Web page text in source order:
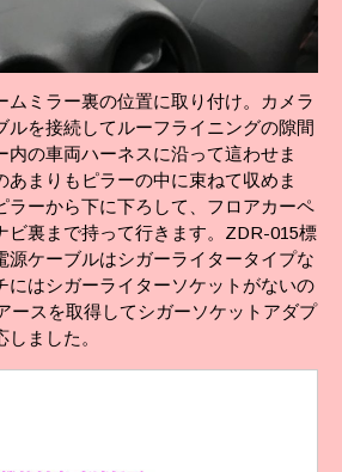
ムミラー裏の位置に取り付け。カメラ
ルを接続してルーフライニングの隙間
内の車両ハーネスに沿って這わせま
あまりもピラーの中に束ねて収めま
ラーから下に下ろして、フロアカーペ
ビ裏まで持って行きます。ZDR-015標
源ケーブルはシガーライタータイプな
にはシガーライターソケットがないの
ースを取得してシガーソケットアダプ
ました。